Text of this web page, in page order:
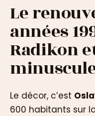
Le
années
Radikon
Le décor, c’est
600 habitants sur